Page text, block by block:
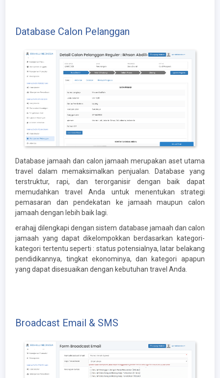
Database Calon Pelanggan
Database jamaah dan calon jamaah merupakan aset utama
travel dalam memaksimalkan penjualan. Database yang
terstruktur, rapi, dan terorganisir dengan baik dapat
memudahkan travel Anda untuk menentukan strategi
pemasaran dan pendekatan ke jamaah maupun calon
jamaah dengan lebih baik lagi.
erahajj dilengkapi dengan sistem database jamaah dan calon
jamaah yang dapat dikelompokkan berdasarkan kategori-
kategori tertentu seperti : status potensialnya, latar belakang
pendidikannya, tingkat ekonominya, dan kategori apapun
yang dapat disesuaikan dengan kebutuhan travel Anda.
Broadcast Email & SMS